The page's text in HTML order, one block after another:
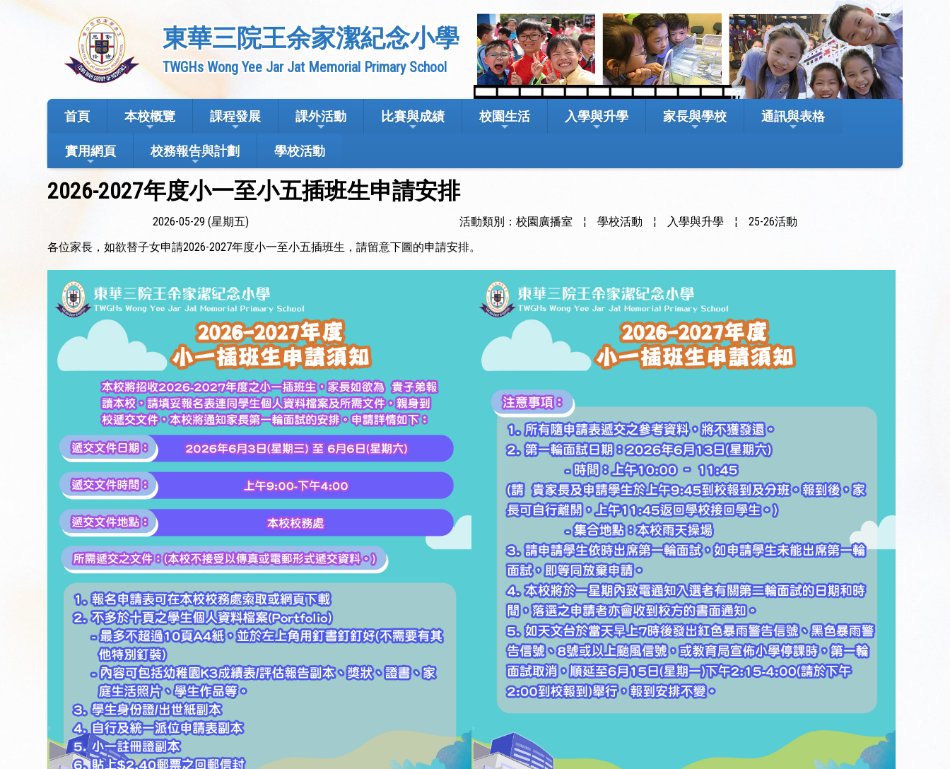
東華三院王余家潔紀念小學
TWGHs Wong Yee Jar Jat Memorial Primary School
首頁 本校概覽 課程發展 課外活動 比賽與成績 校園生活 入學與升學 家長與學校 通訊與表格
實用網頁 校務報告與計劃 學校活動
2026-2027年度小一至小五插班生申請安排
2026-05-29 (星期五) 活動類別：校園廣播室 ¦ 學校活動 ¦ 入學與升學 ¦
25-26活動
各位家長，如欲替子女申請2026-2027年度小一至小五插班生，請留意下圖的申請安排。